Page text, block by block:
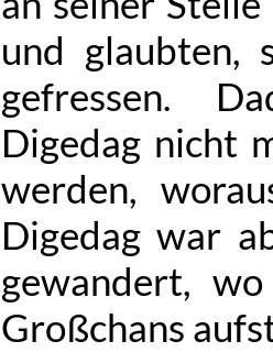
und glaubten,
gefressen.
Digedag nicht
werden,
Digedag war
gewandert,
Großchans